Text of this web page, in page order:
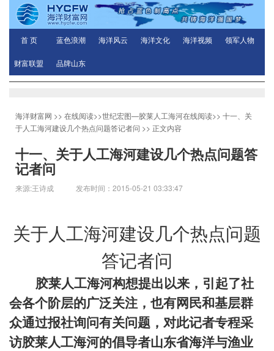
首 页 蓝色浪潮 海洋风云 海洋文化 海洋视频 领军人物
财富联盟 品牌山东
海洋财富网 >> 在线阅读>>世纪宏图—胶莱人工海河在线阅读>> 十一、关
于人工海河建设几个热点问题答记者问 >> 正文内容
十一、关于人工海河建设几个热点问题答
记者问
来源:王诗成 发布时间：2015-05-21 03:33:47
关于人工海河建设几个热点问题
答记者问
胶莱人工海河构想提出以来，引起了社
会各个阶层的广泛关注，也有网民和基层群
众通过报社询问有关问题，对此记者专程采
访胶莱人工海河的倡导者山东省海洋与渔业